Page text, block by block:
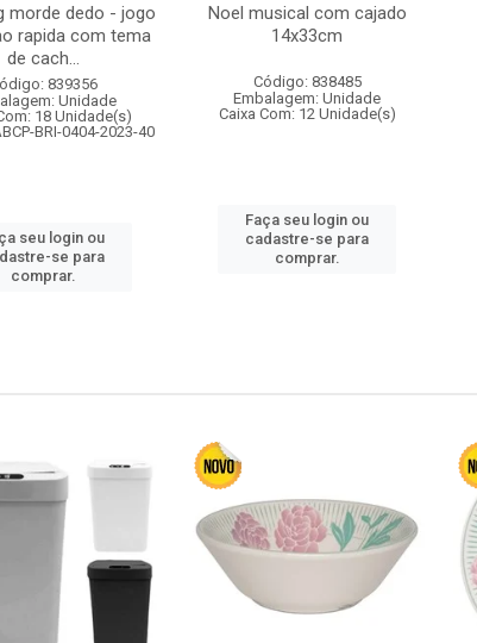
morde dedo - jogo
rapida com tema
de cach...
839356
Unidade
18 Unidade(s)
BRI-0404-2023-40
seu login ou
se para
comprar.
Noel musical com cajado
14x33cm
Código: 838485
Embalagem: Unidade
Caixa Com: 12 Unidade(s)
Faça seu login ou
cadastre-se para
comprar.